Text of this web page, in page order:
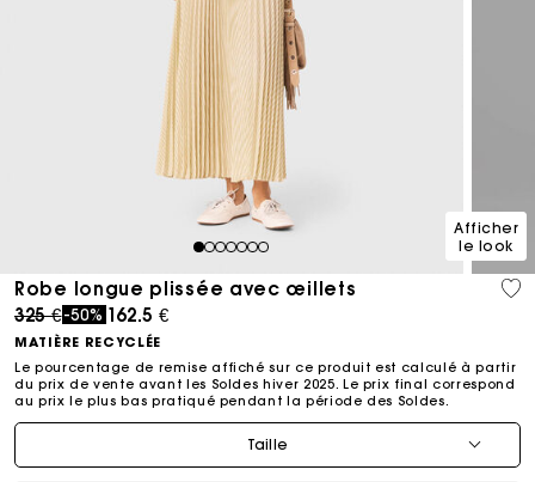
1234567
Afficher
le look
Robe longue plissée avec œillets
Price reduced from
325 €to
-50% 162.5 €
MATIÈRE RECYCLÉE
Le pourcentage de remise affiché sur ce produit est calculé à partir
du prix de vente avant les Soldes hiver 2025. Le prix final correspond
au prix le plus bas pratiqué pendant la période des Soldes.​
Taille